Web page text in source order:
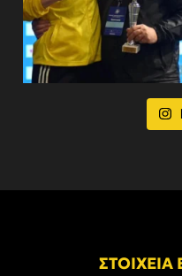
ΣΤΟΙΧΕΙΑ